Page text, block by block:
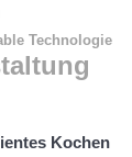
Technologie
Kochen